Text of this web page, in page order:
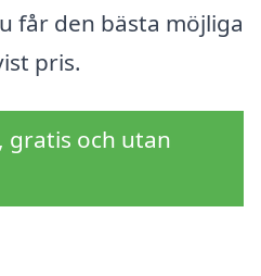
får den bästa möjliga
pris.
gratis och utan